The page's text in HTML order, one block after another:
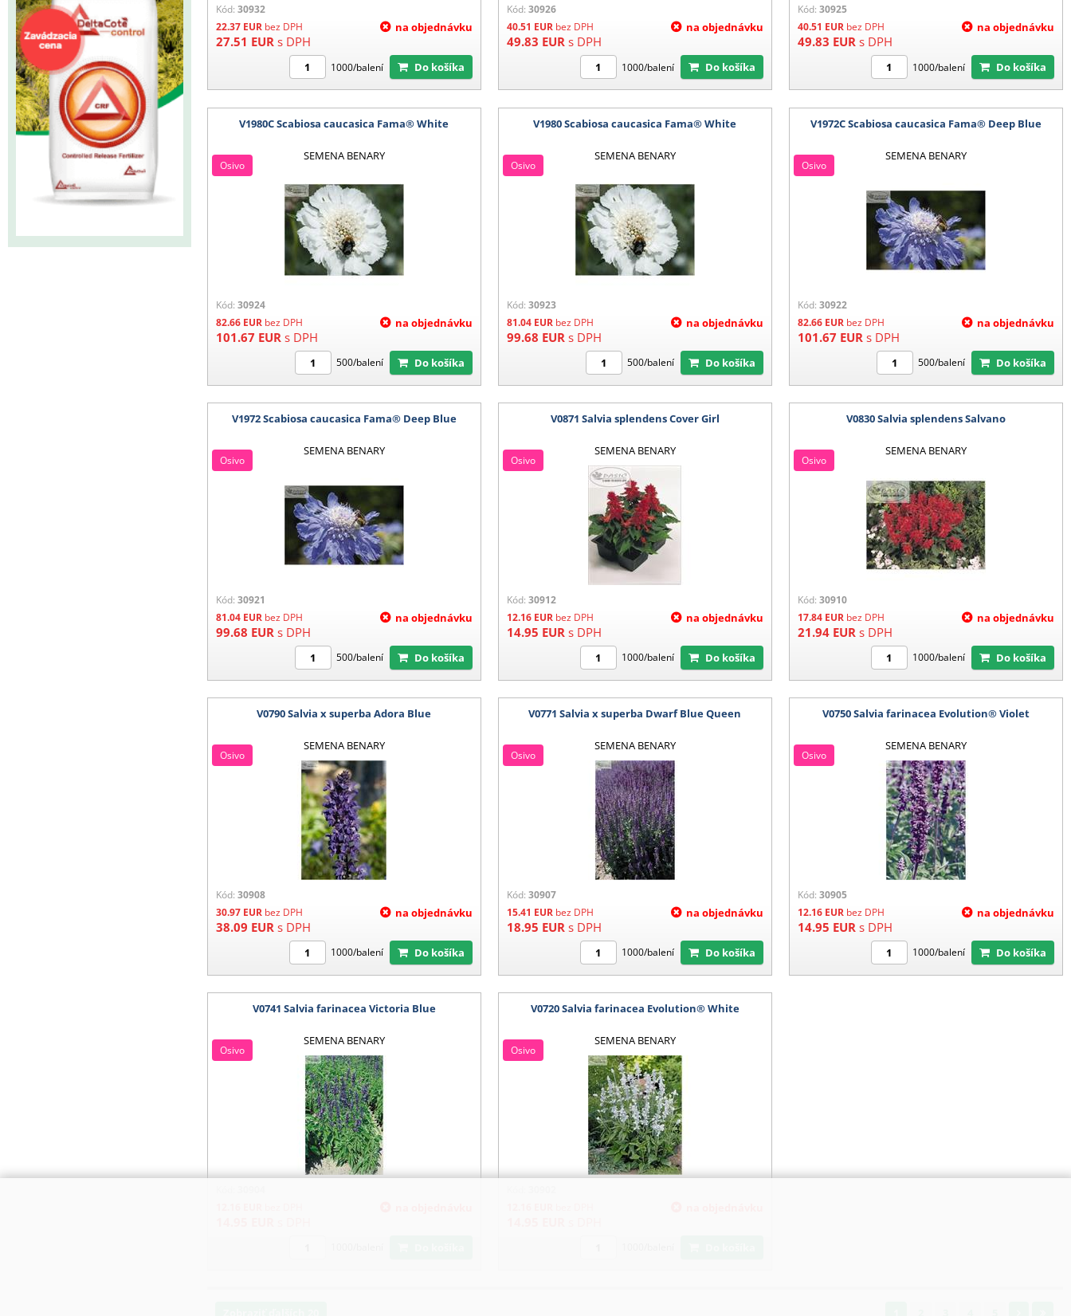
Kód: 30932
22.37 EUR bez DPH
27.51 EUR s DPH
na objednávku
1000/balení Do košíka
Kód:30926
40.51 EUR bez DPH
49.83 EUR s DPH
na objednávku
1000/balení Do košíka
Kód:30925
40.51 EUR bez DPH
49.83 EUR s DPH
na objednávku
1000/balení Do košíka
V1980C Scabiosa caucasica Fama® White
SEMENA BENARY
Kód: 30924
82.66 EUR bez DPH
101.67 EUR s DPH
Osivo
na objednávku
500/balení Do košíka
V1980 Scabiosa caucasica Fama® White
SEMENA BENARY
Kód:30923
81.04 EUR bez DPH
99.68 EUR s DPH
Osivo
na objednávku
500/balení Do košíka
V1972C Scabiosa caucasica Fama® Deep Blue
SEMENA BENARY
Kód:30922
82.66 EUR bez DPH
101.67 EUR s DPH
Osivo
na objednávku
500/balení Do košíka
V1972 Scabiosa caucasica Fama® Deep Blue
SEMENA BENARY
Kód: 30921
81.04 EUR bez DPH
99.68 EUR s DPH
Osivo
na objednávku
500/balení Do košíka
V0871 Salvia splendens Cover Girl
SEMENA BENARY
Kód:30912
12.16 EUR bez DPH
14.95 EUR s DPH
Osivo
na objednávku
1000/balení Do košíka
V0830 Salvia splendens Salvano
SEMENA BENARY
Kód:30910
17.84 EUR bez DPH
21.94 EUR s DPH
Osivo
na objednávku
1000/balení Do košíka
V0790 Salvia x superba Adora Blue
SEMENA BENARY
Kód: 30908
30.97 EUR bez DPH
38.09 EUR s DPH
Osivo
na objednávku
1000/balení Do košíka
V0771 Salvia x superba Dwarf Blue Queen
SEMENA BENARY
Kód:30907
15.41 EUR bez DPH
18.95 EUR s DPH
Osivo
na objednávku
1000/balení Do košíka
V0750 Salvia farinacea Evolution® Violet
SEMENA BENARY
Kód:30905
12.16 EUR bez DPH
14.95 EUR s DPH
Osivo
na objednávku
1000/balení Do košíka
V0741 Salvia farinacea Victoria Blue
SEMENA BENARY
Osivo
V0720 Salvia farinacea Evolution® White
SEMENA BENARY
Osivo